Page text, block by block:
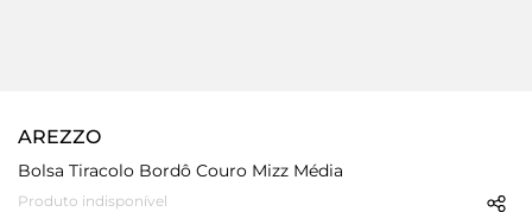
AREZZO
Bolsa Tiracolo Bordô Couro Mizz Média
Produto indisponível